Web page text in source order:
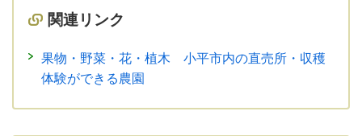
関連リンク
果物・野菜・花・植木 小平市内の直売所・収穫
体験ができる農園